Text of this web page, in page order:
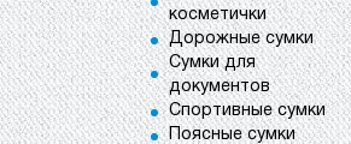
косметички
Дорожные сумки
Сумки для
документов
Спортивные сумки
Поясные сумки